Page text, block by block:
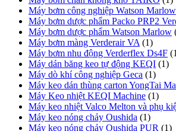
Máy bơm công nghiệp Watson Marlow
Máy bơm dược phẩm Packo PRP2
Máy bơm dược phẩm Watson Marlow
Máy bơm màng Verderair VA (1)
Máy bơm nhu động Verderflex Ds4F
Máy dán băng keo tự động KEQI (1)
Máy dò khí công nghiệp Geca (1)
Máy keo dán thùng carton YongTai
Máy Keo nhiệt KEQI Machine (1)
Máy keo nhiệt Valco Melton và phụ
Máy keo nóng chảy Oushida (1)
Máy keo nóng chảy Oushida PUR (1)